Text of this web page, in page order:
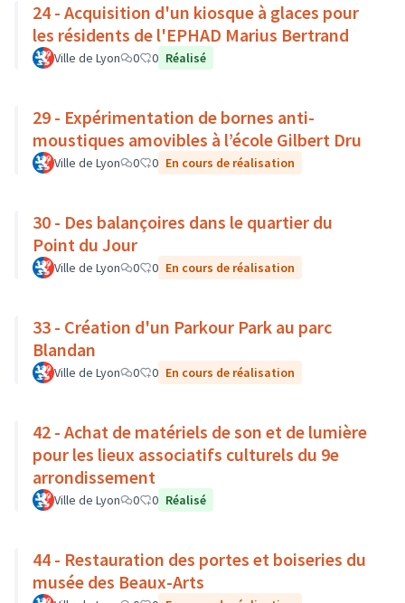
24 - Acquisition d'un kiosque à glaces pour
les résidents de l'EPHAD Marius Bertrand
Ville de Lyon 0 0 Réalisé
29 - Expérimentation de bornes anti-
moustiques amovibles à l’école Gilbert Dru
Ville de Lyon 0 0 En cours de réalisation
30 - Des balançoires dans le quartier du
Point du Jour
Ville de Lyon 0 0 En cours de réalisation
33 - Création d'un Parkour Park au parc
Blandan
Ville de Lyon 0 0 En cours de réalisation
42 - Achat de matériels de son et de lumière
pour les lieux associatifs culturels du 9e
arrondissement
Ville de Lyon 0 0 Réalisé
44 - Restauration des portes et boiseries du
musée des Beaux-Arts